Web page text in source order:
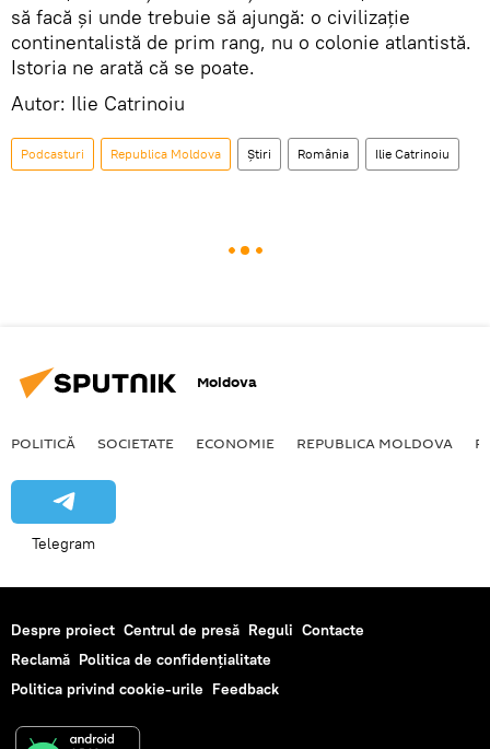
să facă şi unde trebuie să ajungă: o civilizaţie
continentalistă de prim rang, nu o colonie atlantistă.
Istoria ne arată că se poate.
Autor: Ilie Catrinoiu
Podcasturi Republica Moldova Știri România Ilie Catrinoiu
Moldova
POLITICĂ SOCIETATE ECONOMIE REPUBLICA MOLDOVA
Telegram
Despre proiect Centrul de presă Reguli Contacte
Reclamă Politica de confidențialitate
Politica privind cookie-urile Feedback